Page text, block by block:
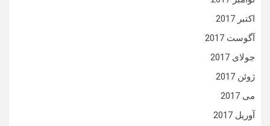
اکتبر 2017
آگوست 2017
جولای 2017
ژوئن 2017
می 2017
آوریل 2017